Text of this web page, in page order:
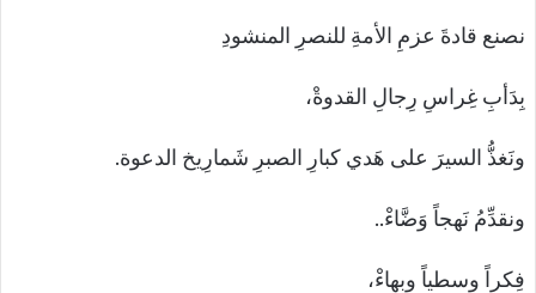
نصنع قادةَ عزمِ الأمةِ للنصرِ المنشودِ
بِدَأبِ غِراسِ رِجالِ القدوةْ،
ونَغذُّ السيرَ على هَدي كبارِ الصبرِ شَمارِيخ الدعوة.
ونقدِّمُ نَهجاً وَضَّاءْ..
فِكراً وسطياً وبهاءْ،